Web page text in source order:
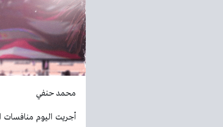
محمد حنفي
أجريت اليوم منافسات